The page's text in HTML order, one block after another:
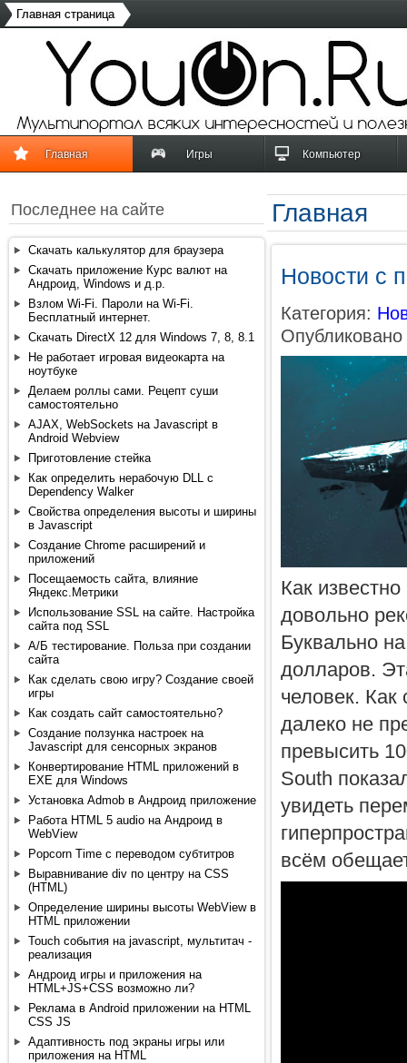
Главная страница
Главная Игры Компьютер
Последнее на сайте
Скачать калькулятор для браузера
Скачать приложение Курс валют на
Андроид, Windows и д.р.
Взлом Wi-Fi. Пароли на Wi-Fi.
Бесплатный интернет.
Скачать DirectX 12 для Windows 7, 8, 8.1
Не работает игровая видеокарта на
ноутбуке
Делаем роллы сами. Рецепт суши
самостоятельно
AJAX, WebSockets на Javascript в
Android Webview
Приготовление стейка
Как определить нерабочую DLL с
Dependency Walker
Свойства определения высоты и ширины
в Javascript
Создание Chrome расширений и
приложений
Посещаемость сайта, влияние
Яндекс.Метрики
Использование SSL на сайте. Настройка
сайта под SSL
А/Б тестирование. Польза при создании
сайта
Как сделать свою игру? Создание своей
игры
Как создать сайт самостоятельно?
Создание ползунка настроек на
Javascript для сенсорных экранов
Конвертирование HTML приложений в
EXE для Windows
Установка Admob в Андроид приложение
Работа HTML 5 audio на Андроид в
WebView
Popcorn Time с переводом субтитров
Выравнивание div по центру на CSS
(HTML)
Определение ширины высоты WebView в
HTML приложении
Touch события на javascript, мультитач -
реализация
Андроид игры и приложения на
HTML+JS+CSS возможно ли?
Реклама в Android приложении на HTML
CSS JS
Адаптивность под экраны игры или
приложения на HTML
Главная
Новости с
Категория:
Как
довольно
Буквально
долларов.
человек. Как
далеко не
превысить
South
увидеть
всём